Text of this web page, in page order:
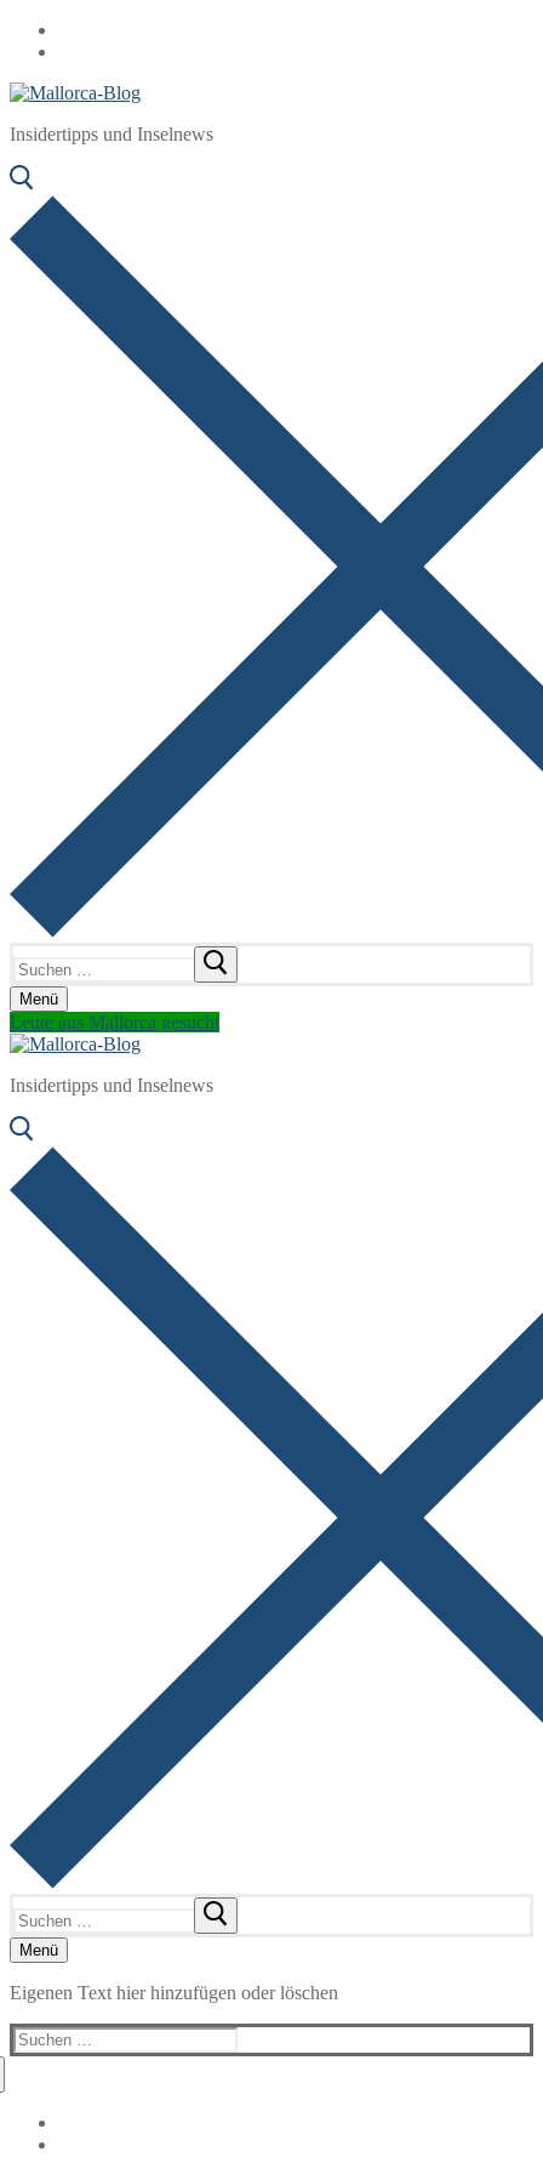
Zum
Inhalt
Menü
Schließen
Insidertipps und Inselnews
nach:
Menü
Leute aus Mallorca gesucht
Insidertipps und Inselnews
nach:
Menü
Eigenen Text hier hinzufügen oder löschen
Suchen
nach: